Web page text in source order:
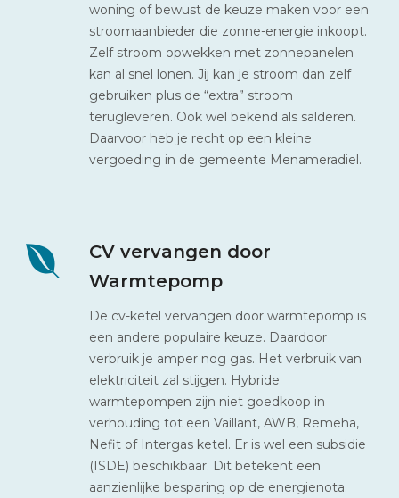
woning of bewust de keuze maken voor een
stroomaanbieder die zonne-energie inkoopt.
Zelf stroom opwekken met zonnepanelen
kan al snel lonen. Jij kan je stroom dan zelf
gebruiken plus de “extra” stroom
terugleveren. Ook wel bekend als salderen.
Daarvoor heb je recht op een kleine
vergoeding in de gemeente Menameradiel.
CV vervangen door
Warmtepomp
De cv-ketel vervangen door warmtepomp is
een andere populaire keuze. Daardoor
verbruik je amper nog gas. Het verbruik van
elektriciteit zal stijgen. Hybride
warmtepompen zijn niet goedkoop in
verhouding tot een Vaillant, AWB, Remeha,
Nefit of Intergas ketel. Er is wel een subsidie
(ISDE) beschikbaar. Dit betekent een
aanzienlijke besparing op de energienota.